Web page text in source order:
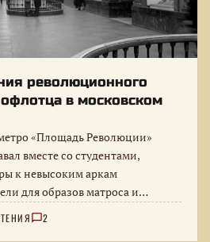
революционного
в московском
«Площадь Революции»
вместе со студентами,
к невысоким аркам
для образов матроса и
2